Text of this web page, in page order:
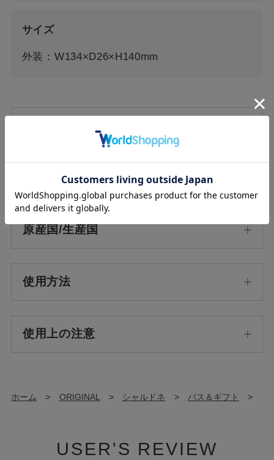
サイズ
外装：W134×D26×H140mm
原産国/生産国
使用方法
使用上の注意
ホーム > ORIGINAL > シャルドネ > バス＆ギフト >
USER'S REVIEW